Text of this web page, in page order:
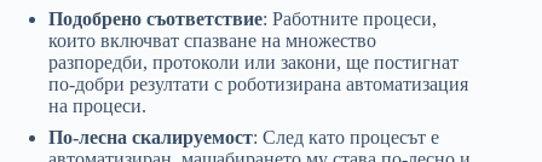
Подобрено съответствие: Работните процеси,
които включват спазване на множество
разпоредби, протоколи или закони, ще постигнат
по-добри резултати с роботизирана автоматизация
на процеси.
По-лесна скалируемост: След като процесът е